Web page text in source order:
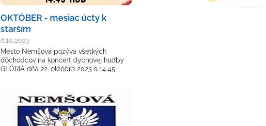
OKTÓBER - mesiac úcty k
starším
6.10.2023
Mesto Nemšová pozýva všetkých
dôchodcov na koncert dychovej hudby
GLÓRIA dňa 22. októbra 2023 o 14.45…